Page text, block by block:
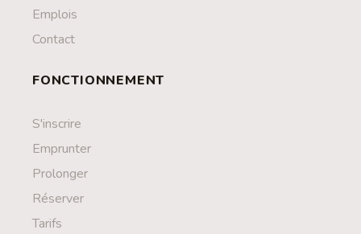
Emplois
Contact
FONCTIONNEMENT
S'inscrire
Emprunter
Prolonger
Réserver
Tarifs